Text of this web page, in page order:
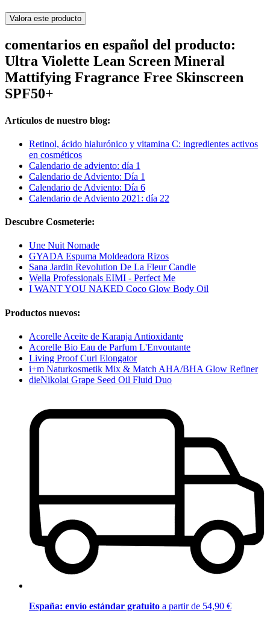
Valora este producto
comentarios en español del producto:
Ultra Violette Lean Screen Mineral
Mattifying Fragrance Free Skinscreen
SPF50+
Artículos de nuestro blog:
Retinol, ácido hialurónico y vitamina C: ingredientes activos
en cosméticos
Calendario de adviento: día 1
Calendario de Adviento: Día 1
Calendario de Adviento: Día 6
Calendario de Adviento 2021: día 22
Descubre Cosmeterie:
Une Nuit Nomade
GYADA Espuma Moldeadora Rizos
Sana Jardin Revolution De La Fleur Candle
Wella Professionals EIMI - Perfect Me
I WANT YOU NAKED Coco Glow Body Oil
Productos nuevos:
Acorelle Aceite de Karanja Antioxidante
Acorelle Bio Eau de Parfum L'Envoutante
Living Proof Curl Elongator
i+m Naturkosmetik Mix & Match AHA/BHA Glow Refiner
dieNikolai Grape Seed Oil Fluid Duo
España: envío estándar gratuito a partir de 54,90 €